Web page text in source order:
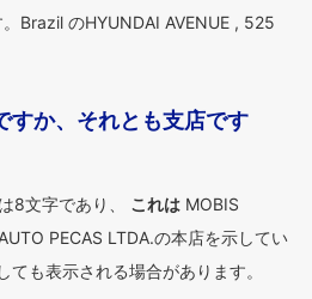
Brazil のHYUNDAI AVENUE , 525
すか、それとも支店です
8文字であり、 これは MOBIS
PECAS LTDA.の本店を示してい
ても表示される場合があります。